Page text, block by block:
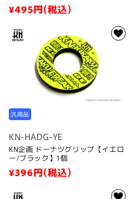
通
価
¥495円(税込)
汎用品
KN-HADG-YE
KN企画 ドーナツグリップ【イエロ
ー/ブラック】1個
通
¥396円(税込)